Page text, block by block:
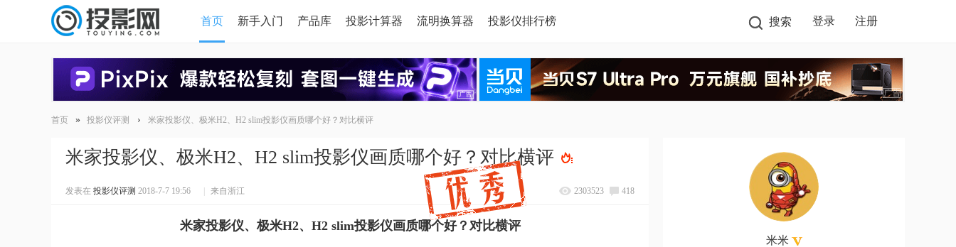
首页 新手入门 产品库 投影计算器 流明换算器 投影仪排行榜 搜索 登录 注册
首页 » 投影仪评测 › 米家投影仪、极米H2、H2 slim投影仪画质哪个好？对比横评
米家投影仪、极米H2、H2 slim投影仪画质哪个好？对比横评
发表在 投影仪评测 2018-7-7 19:56 2303523 418
来自浙江
米家投影仪、极米H2、H2 slim投影仪画质哪个好？对比横评
米米